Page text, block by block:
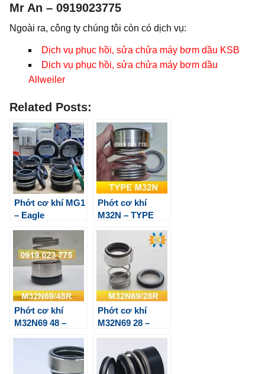
Mr An – 0919023775
Ngoài ra, công ty chúng tôi còn có dịch vụ:
Dịch vụ phục hồi, sửa chửa máy bơm dầu KSB
Dịch vụ phục hồi, sửa chửa máy bơm dầu
Allweiler
Related Posts:
Phớt cơ khí MG1
– Eagle
Phớt cơ khí
M32N – TYPE
Burgmann
Phớt cơ khí
M32N69 48 –
Phớt cơ khí
M32N69 28 –